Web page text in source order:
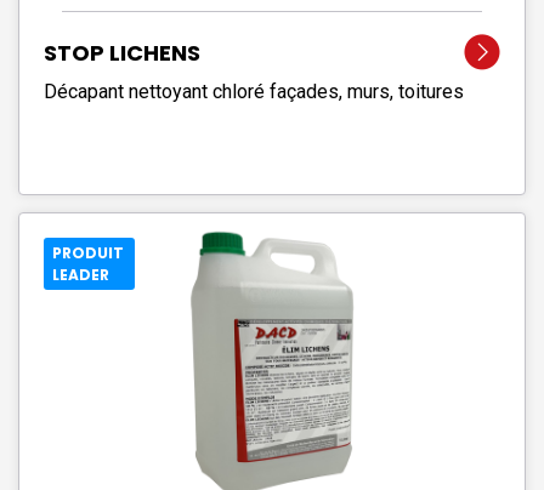
STOP LICHENS
Décapant nettoyant chloré façades, murs, toitures
PRODUIT
LEADER